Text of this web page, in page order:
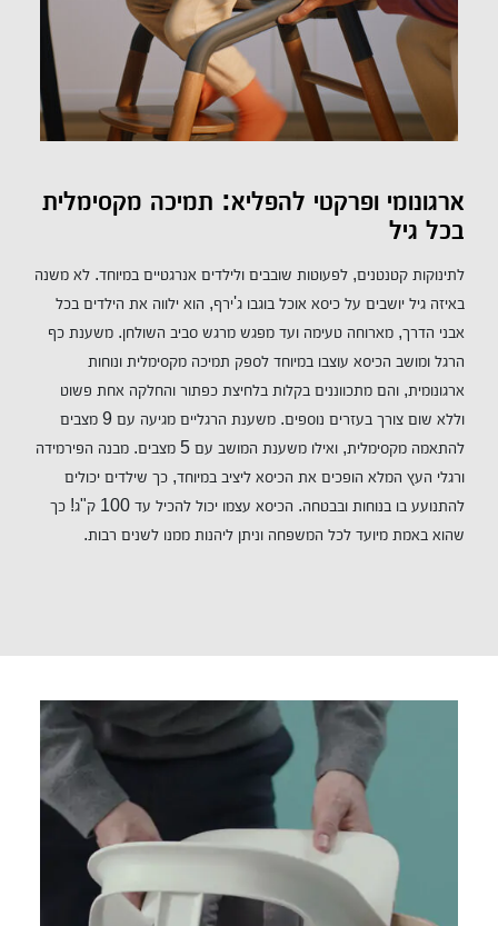
ארגונומי ופרקטי להפליא: תמיכה מקסימלית
בכל גיל
לתינוקות קטנטנים, לפעוטות שובבים ולילדים אנרגטיים במיוחד. לא משנה
באיזה גיל יושבים על כיסא אוכל בוגבו ג'ירף, הוא ילווה את הילדים בכל
אבני הדרך, מארוחה טעימה ועד מפגש מרגש סביב השולחן. משענת כף
הרגל ומושב הכיסא עוצבו במיוחד לספק תמיכה מקסימלית ונוחות
ארגונומית, והם מתכווננים בקלות בלחיצת כפתור והחלקה אחת פשוט
וללא שום צורך בעזרים נוספים. משענת הרגליים מגיעה עם 9 מצבים
להתאמה מקסימלית, ואילו משענת המושב עם 5 מצבים. מבנה הפירמידה
ורגלי העץ המלא הופכים את הכיסא ליציב במיוחד, כך שילדים יכולים
להתנועע בו בנוחות ובבטחה. הכיסא עצמו יכול להכיל עד 100 ק"ג! כך
שהוא באמת מיועד לכל המשפחה וניתן ליהנות ממנו לשנים רבות.